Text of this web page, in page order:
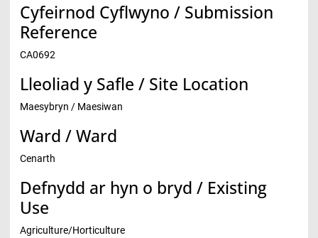
Cyfeirnod Cyflwyno / Submission
Reference
CA0692
Lleoliad y Safle / Site Location
Maesybryn / Maesiwan
Ward / Ward
Cenarth
Defnydd ar hyn o bryd / Existing
Use
Agriculture/Horticulture